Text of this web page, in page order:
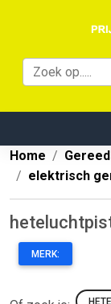
Home
elektrisch
MERK: